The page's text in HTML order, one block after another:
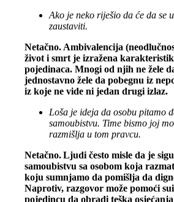
Ako je neko riješio da će da se
zaustaviti.
Netačno. Ambivalencija
život i smrt je izražena
pojedinaca. Mnogi od njih ne žele
jednostavno žele da pobegnu iz
iz koje ne vide ni jedan drugi izlaz.
Loša je ideja da osobu pitamo
samoubistvu. Time bismo joj
razmišlja u tom pravcu.
Netačno. Ljudi često misle da je
samoubistvu sa osobom koja
koju sumnjamo da pomišlja da
Naprotiv, razgovor može pomoći
pojedincu da obradi teška